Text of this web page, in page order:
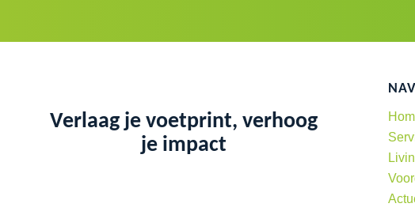
Verlaag je voetprint, verhoog
je impact